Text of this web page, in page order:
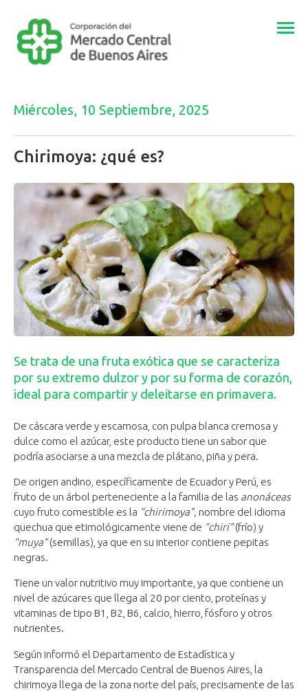
Miércoles, 10 Septiembre, 2025
Chirimoya: ¿qué es?
Se trata de una fruta exótica que se caracteriza
por su extremo dulzor y por su forma de corazón,
ideal para compartir y deleitarse en primavera.
De cáscara verde y escamosa, con pulpa blanca cremosa y
dulce como el azúcar, este producto tiene un sabor que
podría asociarse a una mezcla de plátano, piña y pera.
De origen andino, específicamente de Ecuador y Perú, es
fruto de un árbol perteneciente a la familia de las anonáceas
cuyo fruto comestible es la “chirimoya”, nombre del idioma
quechua que etimológicamente viene de “chiri”(frío) y
“muya”(semillas), ya que en su interior contiene pepitas
negras.
Tiene un valor nutritivo muy importante, ya que contiene un
nivel de azúcares que llega al 20 por ciento, proteínas y
vitaminas de tipo B1, B2, B6, calcio, hierro, fósforo y otros
nutrientes.
Según informó el Departamento de Estadística y
Transparencia del Mercado Central de Buenos Aires, la
chirimoya llega de la zona norte del país, precisamente de las